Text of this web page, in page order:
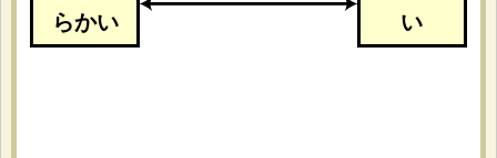
らかい
い